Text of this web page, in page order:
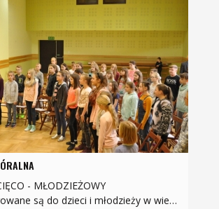
- MŁODZIEŻOWY
w wieku 8-15 lat i organizowane w ramach projektu Ogólnopolskiego Programu Akademii Chóralnej „Śpiewająca…